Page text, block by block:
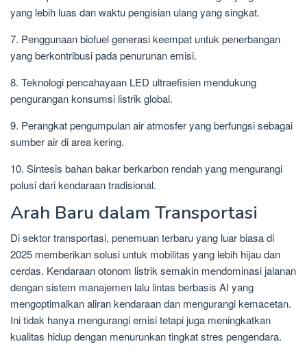
yang lebih luas dan waktu pengisian ulang yang singkat.
7. Penggunaan biofuel generasi keempat untuk penerbangan
yang berkontribusi pada penurunan emisi.
8. Teknologi pencahayaan LED ultraefisien mendukung
pengurangan konsumsi listrik global.
9. Perangkat pengumpulan air atmosfer yang berfungsi sebagai
sumber air di area kering.
10. Sintesis bahan bakar berkarbon rendah yang mengurangi
polusi dari kendaraan tradisional.
Arah Baru dalam Transportasi
Di sektor transportasi, penemuan terbaru yang luar biasa di
2025 memberikan solusi untuk mobilitas yang lebih hijau dan
cerdas. Kendaraan otonom listrik semakin mendominasi jalanan
dengan sistem manajemen lalu lintas berbasis AI yang
mengoptimalkan aliran kendaraan dan mengurangi kemacetan.
Ini tidak hanya mengurangi emisi tetapi juga meningkatkan
kualitas hidup dengan menurunkan tingkat stres pengendara.